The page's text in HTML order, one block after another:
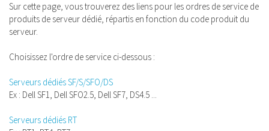
Sur cette page, vous trouverez des liens pour les ordres de service de
produits de serveur dédié, répartis en fonction du code produit du
serveur.
Choisissez l'ordre de service ci-dessous :
Serveurs dédiés SF/S/SFO/DS
Ex : Dell SF1, Dell SFO2.5, Dell SF7, DS4.5 ...
Serveurs dédiés RT